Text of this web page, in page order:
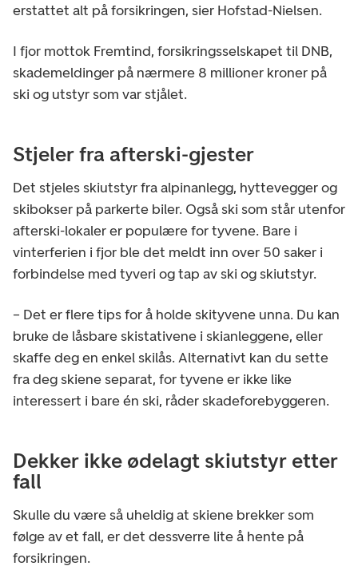
erstattet alt på forsikringen, sier Hofstad-Nielsen.
I fjor mottok Fremtind, forsikringsselskapet til DNB,
skademeldinger på nærmere 8 millioner kroner på
ski og utstyr som var stjålet.
Stjeler fra afterski-gjester
Det stjeles skiutstyr fra alpinanlegg, hyttevegger og
skibokser på parkerte biler. Også ski som står utenfor
afterski-lokaler er populære for tyvene. Bare i
vinterferien i fjor ble det meldt inn over 50 saker i
forbindelse med tyveri og tap av ski og skiutstyr.
– Det er flere tips for å holde skityvene unna. Du kan
bruke de låsbare skistativene i skianleggene, eller
skaffe deg en enkel skilås. Alternativt kan du sette
fra deg skiene separat, for tyvene er ikke like
interessert i bare én ski, råder skadeforebyggeren.
Dekker ikke ødelagt skiutstyr etter
fall
Skulle du være så uheldig at skiene brekker som
følge av et fall, er det dessverre lite å hente på
forsikringen.